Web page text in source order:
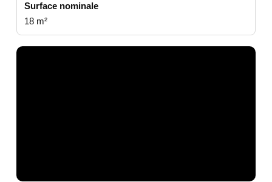
Surface nominale
18 m²